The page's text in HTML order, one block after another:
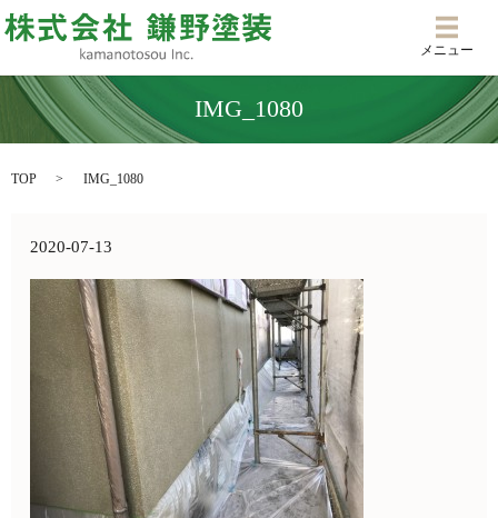
メニ
メニュー
IMG_1080
TOP IMG_1080
2020-07-13